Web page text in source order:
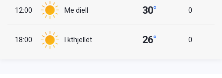
12:00 Me diell 30° 0
18:00 I kthjellët 26° 0